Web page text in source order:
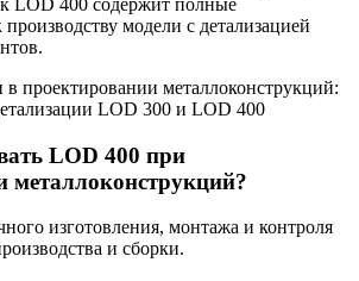
LOD 400 содержит полные
модели с детализацией
LOD 400 при
металлоконструкций?
изготовления, монтажа и контроля
и сборки.